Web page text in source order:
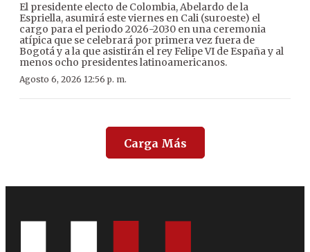
El presidente electo de Colombia, Abelardo de la
Espriella, asumirá este viernes en Cali (suroeste) el
cargo para el periodo 2026-2030 en una ceremonia
atípica que se celebrará por primera vez fuera de
Bogotá y a la que asistirán el rey Felipe VI de España y al
menos ocho presidentes latinoamericanos.
Agosto 6, 2026 12:56 p. m.
Carga Más